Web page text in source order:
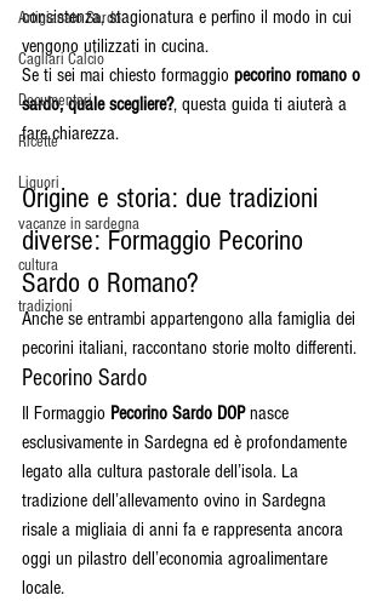
Artigianato Sardo
Cagliari Calcio
Documentari
Ricette
Liquori
vacanze in sardegna
cultura
tradizioni
consistenza, stagionatura e perfino il modo in cui
vengono utilizzati in cucina.
Se ti sei mai chiesto formaggio pecorino romano o
sardo, quale scegliere?, questa guida ti aiuterà a
fare chiarezza.
Origine e storia: due tradizioni
diverse: Formaggio Pecorino
Sardo o Romano?
Anche se entrambi appartengono alla famiglia dei
pecorini italiani, raccontano storie molto differenti.
Pecorino Sardo
Il Formaggio Pecorino Sardo DOP nasce
esclusivamente in Sardegna ed è profondamente
legato alla cultura pastorale dell’isola. La
tradizione dell’allevamento ovino in Sardegna
risale a migliaia di anni fa e rappresenta ancora
oggi un pilastro dell’economia agroalimentare
locale.